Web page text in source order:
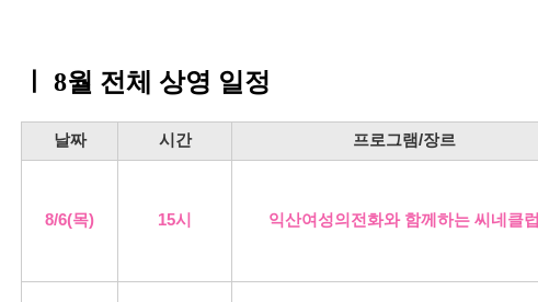
8월 전체 상영 일정
날짜 시간 프로그램/장르
8/6(목) 15시 익산여성의전화와 함께하는 씨네클럽